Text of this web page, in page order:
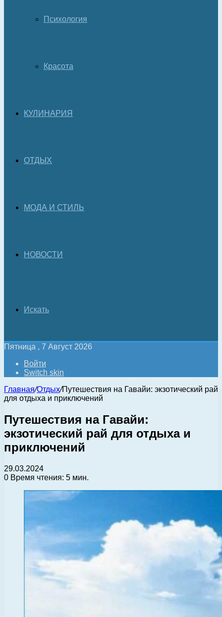
Психология
Красота
КУЛИНАРИЯ
ОТДЫХ
МОДА И СТИЛЬ
НОВОСТИ
Искать
Пятница , 7 Август 2026
Войти
Switch skin
Главная/Отдых/Путешествия на Гавайи: экзотический рай
для отдыха и приключений
Путешествия на Гавайи:
экзотический рай для отдыха и
приключений
29.03.2024
0 Время чтения: 5 мин.